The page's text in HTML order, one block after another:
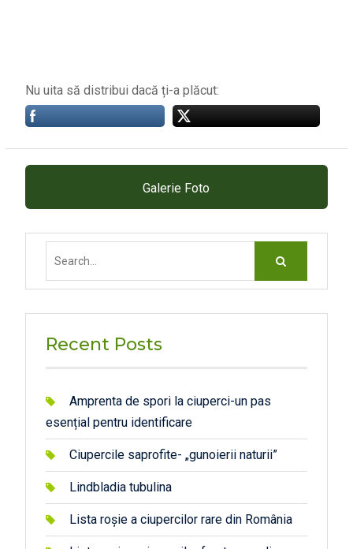
Nu uita să distribui dacă ți-a plăcut:
Galerie Foto
Recent Posts
Amprenta de spori la ciuperci-un pas
esențial pentru identificare
Ciupercile saprofite- „gunoierii naturii”
Lindbladia tubulina
Lista roșie a ciupercilor rare din România